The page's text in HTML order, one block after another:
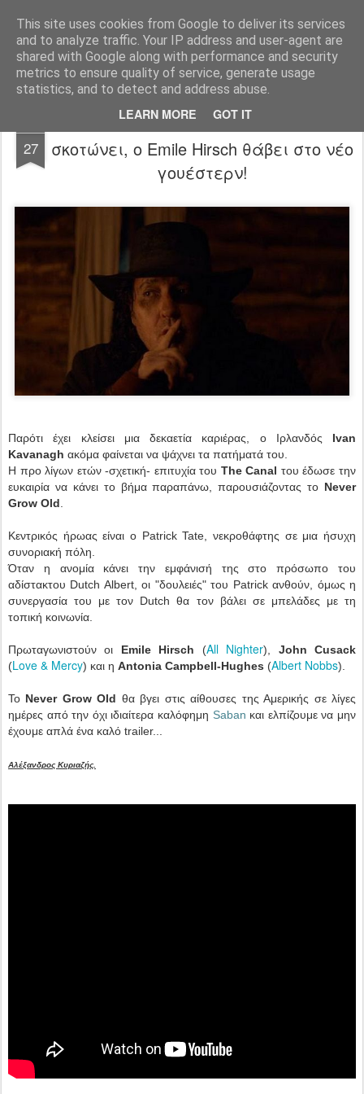
This site uses cookies from Google to deliver its services
and to analyze traffic. Your IP address and user-agent are
shared with Google along with performance and security
metrics to ensure quality of service, generate usage
statistics, and to detect and address abuse.
LEARN MORE GOT IT
FilmBoy
27
Never Grow Old trailer: O John Cusack
σκοτώνει, ο Emile Hirsch θάβει στο νέο
γουέστερν!
Παρότι έχει κλείσει μια δεκαετία καριέρας, ο Ιρλανδός Ivan
Kavanagh ακόμα φαίνεται να ψάχνει τα πατήματά του.
Η προ λίγων ετών -σχετική- επιτυχία του The Canal του έδωσε την
ευκαιρία να κάνει το βήμα παραπάνω, παρουσιάζοντας το Never
Grow Old
Κεντρικός ήρωας είναι ο Patrick Tate, νεκροθάφτης σε μια ήσυχη
συνοριακή πόλη.
Όταν η ανομία κάνει την εμφάνισή της στο πρόσωπο του
αδίστακτου Dutch Albert, οι "δουλειές" του Patrick ανθούν, όμως η
συνεργασία του με τον Dutch θα τον βάλει σε μπελάδες με τη
τοπική κοινωνία.
Πρωταγωνιστούν οι Emile Hirsch (All Nighter), John Cusack
(Love & Mercy) και η Antonia Campbell-Hughes (Albert Nobbs).
Το Never Grow Old θα βγει στις αίθουσες της Αμερικής σε λίγες
ημέρες από την όχι ιδιαίτερα καλόφημη Saban και ελπίζουμε να μην
έχουμε απλά ένα καλό trailer...
Αλέξανδρος Κυριαζής.